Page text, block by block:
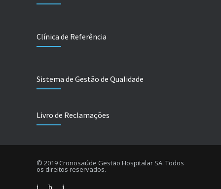
Clínica de Referência
Sistema de Gestão de Qualidade
Livro de Reclamações
© 2019 Cronosaúde Gestão Hospitalar SA. Todos
os direitos reservados.